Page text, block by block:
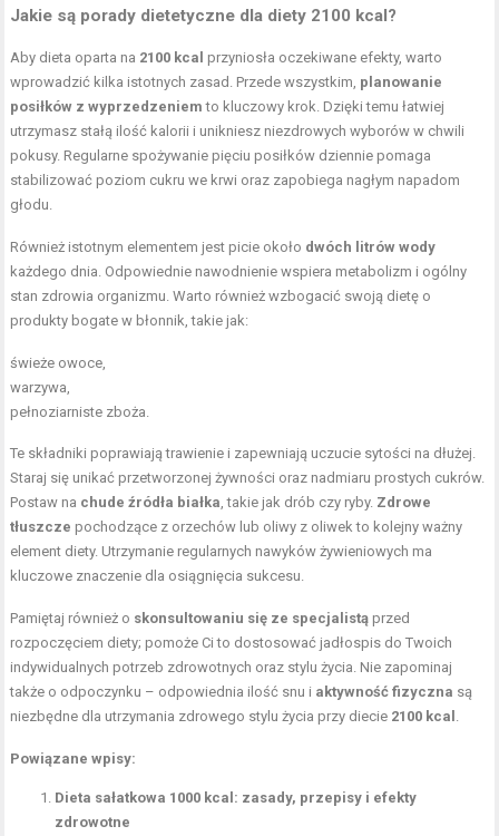
Jakie są porady dietetyczne dla diety 2100 kcal?
Aby dieta oparta na 2100 kcal przyniosła oczekiwane efekty, warto
wprowadzić kilka istotnych zasad. Przede wszystkim, planowanie
posiłków z wyprzedzeniem to kluczowy krok. Dzięki temu łatwiej
utrzymasz stałą ilość kalorii i unikniesz niezdrowych wyborów w chwili
pokusy. Regularne spożywanie pięciu posiłków dziennie pomaga
stabilizować poziom cukru we krwi oraz zapobiega nagłym napadom
głodu.
Również istotnym elementem jest picie około dwóch litrów wody
każdego dnia. Odpowiednie nawodnienie wspiera metabolizm i ogólny
stan zdrowia organizmu. Warto również wzbogacić swoją dietę o
produkty bogate w błonnik, takie jak:
świeże owoce,
warzywa,
pełnoziarniste zboża.
Te składniki poprawiają trawienie i zapewniają uczucie sytości na dłużej.
Staraj się unikać przetworzonej żywności oraz nadmiaru prostych cukrów.
Postaw na chude źródła białka , takie jak drób czy ryby. Zdrowe
tłuszcze pochodzące z orzechów lub oliwy z oliwek to kolejny ważny
element diety. Utrzymanie regularnych nawyków żywieniowych ma
kluczowe znaczenie dla osiągnięcia sukcesu.
Pamiętaj również o skonsultowaniu się ze specjalistą przed
rozpoczęciem diety; pomoże Ci to dostosować jadłospis do Twoich
indywidualnych potrzeb zdrowotnych oraz stylu życia. Nie zapominaj
także o odpoczynku – odpowiednia ilość snu i aktywność fizyczna są
niezbędne dla utrzymania zdrowego stylu życia przy diecie 2100 kcal
Powiązane wpisy:
Dieta sałatkowa 1000 kcal: zasady, przepisy i efekty
zdrowotne